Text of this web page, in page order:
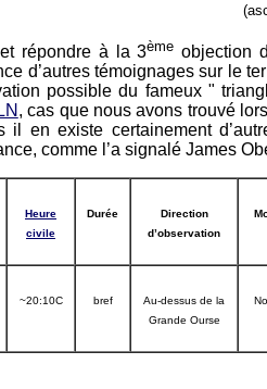
répondre à la 3ème objection
d’autres témoignages sur le
possible du fameux "
, cas que nous avons trouvé
il en existe certainement
comme l’a signalé James
Heure
civile
Durée
Direction
d’observation
~20:10C bref
Au-dessus de la
Grande Ourse